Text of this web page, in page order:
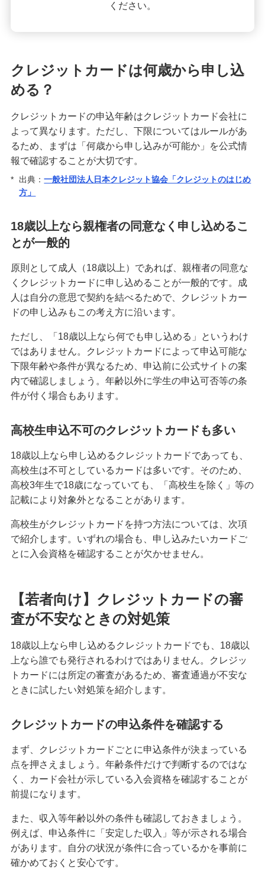
つ？締め日との関係や注意点を解説
の見方や覚えのない請求への対応も紹介
クレジットカードは何歳から申し込みが可能？審
査に不安なときの対処法も紹介
クレジットカード署名欄のサインが必要な理由
は？書き方や廃止についても解説
きっぷをクレジットカードで購入する3つの方法！
メリットと注意点も解説
のくらいかかる？注意点も紹介
クレジットカードを紛失した！対応方法や再発行
までの手順を解説
る？仕組みや注意点も解説
マイルが貯まるクレジットカードとは？選び方や
効率的な貯め方、使い方を解説
クレジットカードの支払方法には何がある？1回払
クレジットカードは何枚までが良い？2枚以上を持
つメリット・デメリット等を解説
クレジットカードのゴールドとは？特徴や発行条
件、保有するメリット、選び方を解説
要性や役立つシーン、選び方を解説
クレジットカードの名義変更のタイミングは？方
法や変更しないリスク等を解説
クレジットカード決済の返金対応とは？手続きの
クレジットカードの引き落とし口座を変更する方
法とは？選び方や注意点も紹介
クレジットカードとデビットカードの違いは？メ
リット・デメリットや使い分け方を解説
クレジットカード決済で領収書は発行できる？代
わりの書類や注意点も解説
ください。
クレジットカードは何歳から申し込
める？
クレジットカードの申込年齢はクレジットカード会社に
よって異なります。ただし、下限についてはルールがあ
るため、まずは「何歳から申し込みが可能か」を公式情
報で確認することが大切です。
* 出典：一般社団法人日本クレジット協会「クレジットのはじめ
方」
18歳以上なら親権者の同意なく申し込めるこ
とが一般的
原則として成人（18歳以上）であれば、親権者の同意な
くクレジットカードに申し込めることが一般的です。成
人は自分の意思で契約を結べるためで、クレジットカー
ドの申し込みもこの考え方に沿います。
ただし、「18歳以上なら何でも申し込める」というわけ
ではありません。クレジットカードによって申込可能な
下限年齢や条件が異なるため、申込前に公式サイトの案
内で確認しましょう。年齢以外に学生の申込可否等の条
件が付く場合もあります。
高校生申込不可のクレジットカードも多い
18歳以上なら申し込めるクレジットカードであっても、
高校生は不可としているカードは多いです。そのため、
高校3年生で18歳になっていても、「高校生を除く」等の
記載により対象外となることがあります。
高校生がクレジットカードを持つ方法については、次項
で紹介します。いずれの場合も、申し込みたいカードご
とに入会資格を確認することが欠かせません。
【若者向け】クレジットカードの審
査が不安なときの対処策
18歳以上なら申し込めるクレジットカードでも、18歳以
上なら誰でも発行されるわけではありません。クレジッ
トカードには所定の審査があるため、審査通過が不安な
ときに試したい対処策を紹介します。
クレジットカードの申込条件を確認する
まず、クレジットカードごとに申込条件が決まっている
点を押さえましょう。年齢条件だけで判断するのではな
く、カード会社が示している入会資格を確認することが
前提になります。
また、収入等年齢以外の条件も確認しておきましょう。
例えば、申込条件に「安定した収入」等が示される場合
があります。自分の状況が条件に合っているかを事前に
確かめておくと安心です。